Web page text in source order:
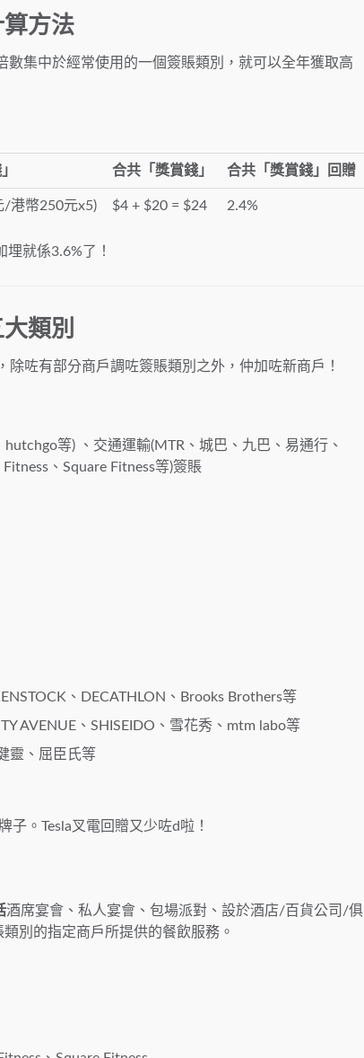
算方法
數集中於經常使用的一個簽賬類別，就可以全年獲取高
合共「獎賞錢」 合共「獎賞錢」回贈
/港幣250元x5) $4 + $20 = $24 2.4%
就係3.6%了！
類別
咗有部分商戶調咗簽賬類別之外，仲加咗新商戶！
等) 、交通運輸(MTR、城巴、九巴、易通行、
、Square Fitness等)簽賬
、DECATHLON、Brooks Brothers等
AVENUE、SHISEIDO、雪花秀、mtm labo等
靈、屈臣氏等
子。Tesla叉電回贈又少咗d啦！
酒席宴會、私人宴會、包場派對、設於酒店/百貨公司/俱
別的指定商戶所提供的餐飲服務。